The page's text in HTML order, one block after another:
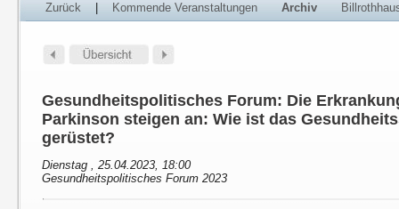
Zurück Kommende Veranstaltungen Archiv
Gesundheitspolitisches Forum: Die
Parkinson steigen an: Wie ist das
gerüstet?
Dienstag , 25.04.2023, 18:00
Gesundheitspolitisches Forum 2023